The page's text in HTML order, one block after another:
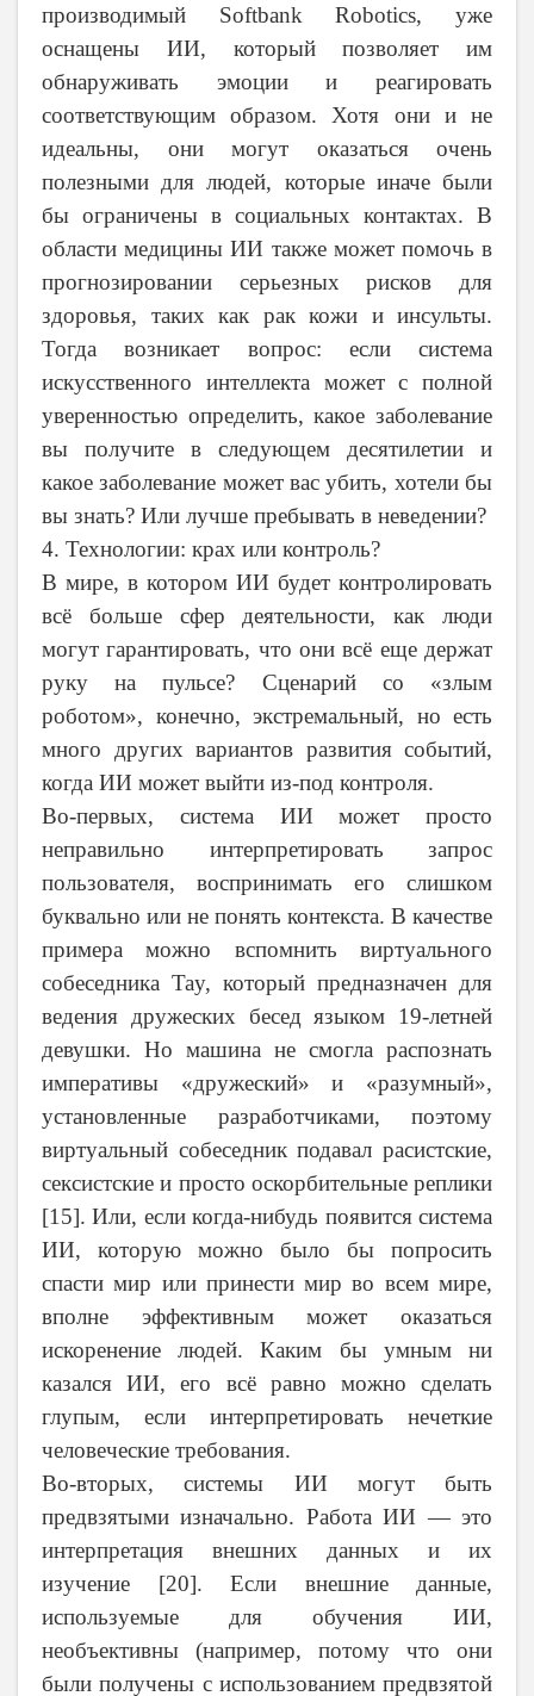
производимый Softbank Robotics, уже
оснащены ИИ, который позволяет им
обнаруживать эмоции и реагировать
соответствующим образом. Хотя они и не
идеальны, они могут оказаться очень
полезными для людей, которые иначе были
бы ограничены в социальных контактах. В
области медицины ИИ также может помочь в
прогнозировании серьезных рисков для
здоровья, таких как рак кожи и инсульты.
Тогда возникает вопрос: если система
искусственного интеллекта может с полной
уверенностью определить, какое заболевание
вы получите в следующем десятилетии и
какое заболевание может вас убить, хотели бы
вы знать? Или лучше пребывать в неведении?
4. Технологии: крах или контроль?
В мире, в котором ИИ будет контролировать
всё больше сфер деятельности, как люди
могут гарантировать, что они всё еще держат
руку на пульсе? Сценарий со «злым
роботом», конечно, экстремальный, но есть
много других вариантов развития событий,
когда ИИ может выйти из-под контроля.
Во-первых, система ИИ может просто
неправильно интерпретировать запрос
пользователя, воспринимать его слишком
буквально или не понять контекста. В качестве
примера можно вспомнить виртуального
собеседника Tay, который предназначен для
ведения дружеских бесед языком 19-летней
девушки. Но машина не смогла распознать
императивы «дружеский» и «разумный»,
установленные разработчиками, поэтому
виртуальный собеседник подавал расистские,
сексистские и просто оскорбительные реплики
[15]. Или, если когда-нибудь появится система
ИИ, которую можно было бы попросить
спасти мир или принести мир во всем мире,
вполне эффективным может оказаться
искоренение людей. Каким бы умным ни
казался ИИ, его всё равно можно сделать
глупым, если интерпретировать нечеткие
человеческие требования.
Во-вторых, системы ИИ могут быть
предвзятыми изначально. Работа ИИ — это
интерпретация внешних данных и их
изучение [20]. Если внешние данные,
используемые для обучения ИИ,
необъективны (например, потому что они
были получены с использованием предвзятой